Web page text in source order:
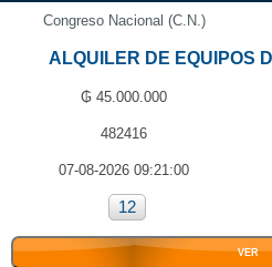
Congreso Nacional (C.N.)
ALQUILER DE EQUIPOS
₲ 45.000.000
482416
07-08-2026 09:21:00
12
VER